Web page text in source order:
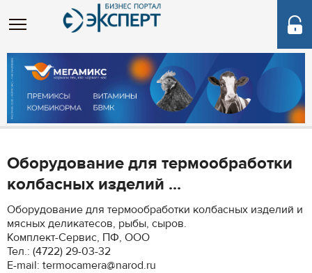
Оборудование для термообработки
колбасных изделий ...
Оборудование для термообработки колбасных изделий и
мясных деликатесов, рыбы, сыров.
Комплект-Сервис, ПФ, ООО
Тел.: (4722) 29-03-32
E-mail: termocamera@narod.ru